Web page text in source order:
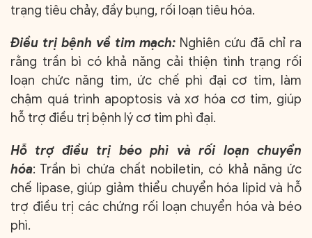
trạng tiêu chảy, đầy bụng, rối loạn tiêu hóa.
Điều trị bệnh về tim mạch: Nghiên cứu đã chỉ ra
rằng trần bì có khả năng cải thiện tình trạng rối
loạn chức năng tim, ức chế phì đại cơ tim, làm
chậm quá trình apoptosis và xơ hóa cơ tim, giúp
hỗ trợ điều trị bệnh lý cơ tim phì đại.
Hỗ trợ điều trị béo phì và rối loạn chuyển
hóa: Trần bì chứa chất nobiletin, có khả năng ức
chế lipase, giúp giảm thiểu chuyển hóa lipid và hỗ
trợ điều trị các chứng rối loạn chuyển hóa và béo
phì.